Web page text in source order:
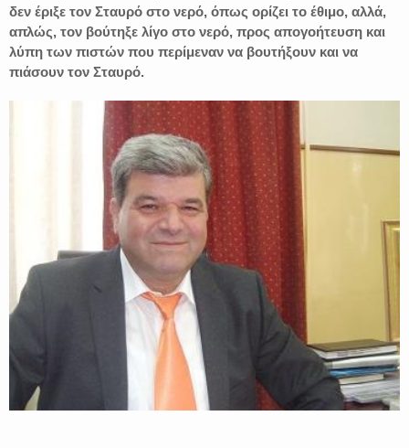
δεν έριξε τον Σταυρό στο νερό, όπως ορίζει το έθιμο, αλλά,
απλώς, τον βούτηξε λίγο στο νερό, προς απογοήτευση και
λύπη των πιστών που περίμεναν να βουτήξουν και να
πιάσουν τον Σταυρό.